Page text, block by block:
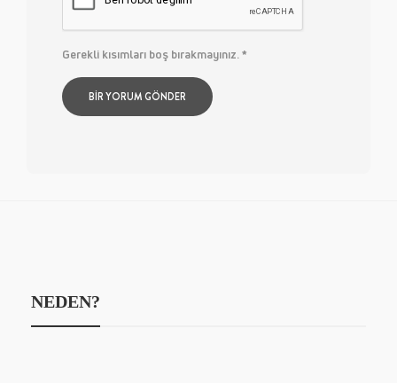
Gerekli kısımları boş bırakmayınız.*
NEDEN?